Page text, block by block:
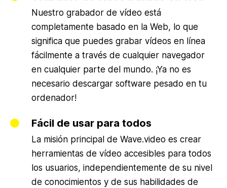
Nuestro grabador de vídeo está
completamente basado en la Web, lo que
significa que puedes grabar vídeos en línea
fácilmente a través de cualquier navegador
en cualquier parte del mundo. ¡Ya no es
necesario descargar software pesado en tu
ordenador!
Fácil de usar para todos
La misión principal de Wave.video es crear
herramientas de vídeo accesibles para todos
los usuarios, independientemente de su nivel
de conocimientos y de sus habilidades de